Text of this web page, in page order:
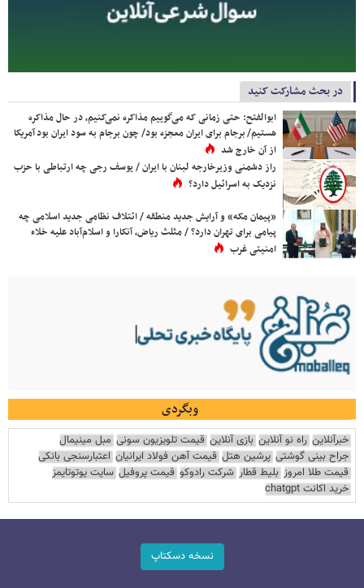
در بحث مشارکت کنید
ابوالفتح: حتی زمانی که می‌گوییم مذاکره نمی‌کنیم، در حال مذاکره
هستیم/ برجام برای ایران معجزه بود/ چون برجام به سود ایران بود آمریکا
از آن خارج شد
راز دشمنی وزیرخارجه لبنان با ایران / یوسف رجی چه ارتباطی با حزب
نزدیک به اسرائیل دارد؟
«پیمان مکه» و آرایش جدید منطقه / ائتلاف نظامی جدید اسلامی چه
پیامی برای تهران دارد؟ / مثلث ریاض، آنکارا و اسلام‌آباد علیه خلاء
امنیتی غرب
وبگردی
خبرآنلاین راه نو آنلاین بازی آنلاین قیمت تلویزیون سونی مبل مینیمال
جراح بینی گوشتی پرشین هتل قیمت آهن فولاد ایرانیان اعتبارسنجی بانکی
قیمت طلا امروز بلیط قطار شرکت رادوکو قیمت پروفیل سایت یوتوتایمز
خرید اکانت chatgpt
نسخه دسکتاپ